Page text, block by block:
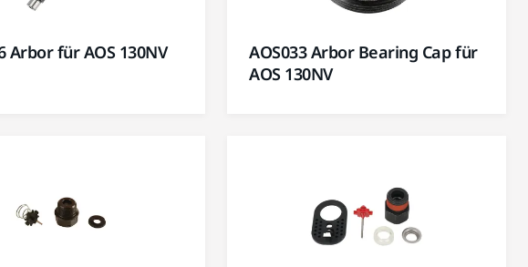
Arbor für AOS 130NV
AOS033 Arbor Bearing Cap für
AOS 130NV